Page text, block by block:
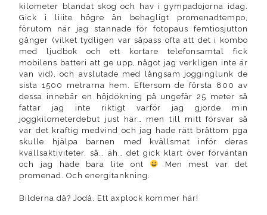
kilometer blandat skog och hav i gympadojorna idag.
Gick i liiite högre än behagligt promenadtempo,
förutom när jag stannade för fotopaus femtiosjutton
gånger (vilket tydligen var såpass ofta att det i kombo
med ljudbok och ett kortare telefonsamtal fick
mobilens batteri att ge upp, något jag verkligen inte är
van vid), och avslutade med långsam jogginglunk de
sista 1500 metrarna hem. Eftersom de första 800 av
dessa innebär en höjdökning på ungefär 25 meter så
fattar jag inte riktigt varför jag gjorde min
joggkilometerdebut just här… men till mitt försvar så
var det kraftig medvind och jag hade rätt bråttom pga
skulle hjälpa barnen med kvällsmat inför deras
kvällsaktiviteter, så… äh… det gick klart över förväntan
och jag hade bara lite ont
Men mest var det
promenad. Och energitankning.
Bilderna då? Jodå. Ett axplock kommer här!